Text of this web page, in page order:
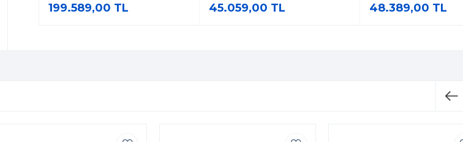
199.589,00 TL 45.059,00 TL 48.389,00 TL